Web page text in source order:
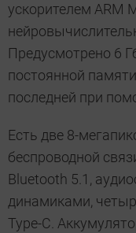
ускорителем ARM
Предусмотрено 6
постоянной
последней при
Есть две 8-
беспроводной
Bluetooth 5.1,
динамиками,
Type-C.